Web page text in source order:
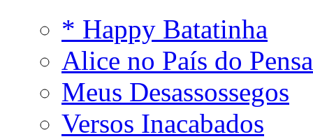
* Happy Batatinha
Alice no País do
Meus Desassossegos
Versos Inacabados